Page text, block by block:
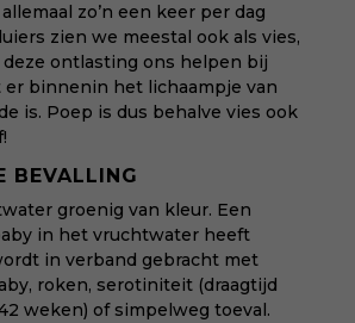
zo’n een keer per dag
zien we meestal ook als vies,
deze ontlasting ons helpen bij
binnenin het lichaampje van
is. Poep is dus behalve vies ook
BEVALLING
groenig van kleur. Een
in het vruchtwater heeft
in verband gebracht met
roken, serotiniteit (draagtijd
weken) of simpelweg toeval.